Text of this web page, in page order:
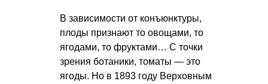
В зависимости от конъюнктуры,
плоды признают то овощами, то
ягодами, то фруктами… С точки
зрения ботаники, томаты — это
ягоды. Но в 1893 году Верховным